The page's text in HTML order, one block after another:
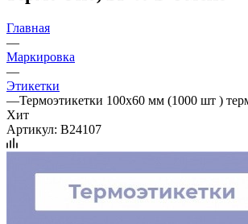
Главная
—
Маркировка
—
Этикетки
—Термоэтикетки 100х60 мм (1000 шт )
Хит
Артикул: B24107